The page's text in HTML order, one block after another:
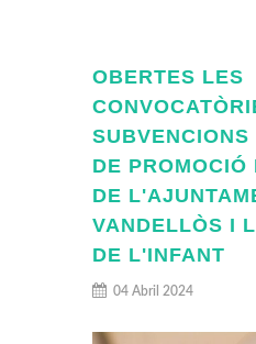
OBERTES LES
DE PROMOCIÓ
DE
VANDELLÒS I
DE L'INFANT
04 Abril 2024